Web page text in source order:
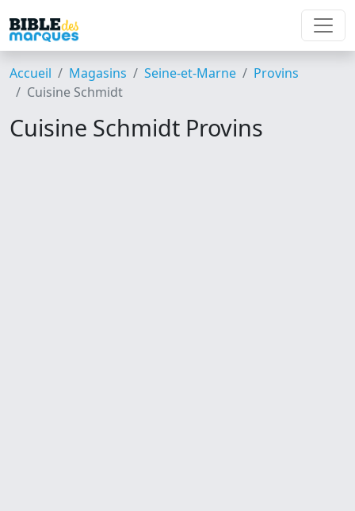
Accueil Magasins Seine-et-Marne
Provins
Cuisine Schmidt
Cuisine Schmidt Provins